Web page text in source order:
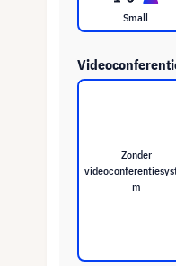
Small
Zonder
m